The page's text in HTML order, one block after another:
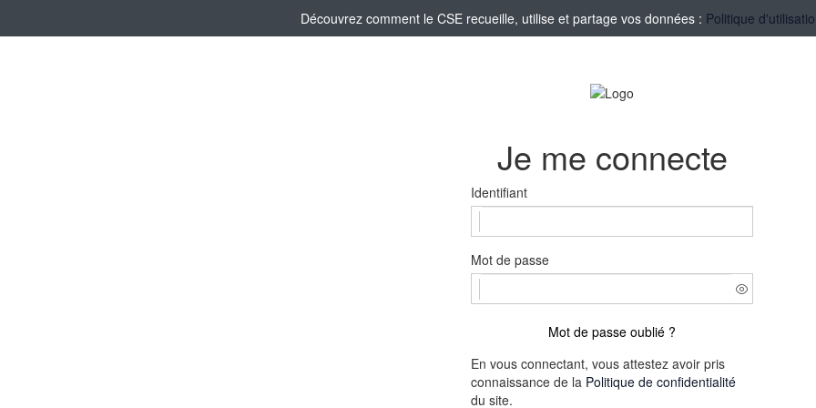
Découvrez comment le CSE recueille, utilise et partage vos données : Politique
Je me connecte
Identifiant
Mot de passe
Mot de passe oublié ?
En vous connectant, vous attestez avoir pris
connaissance de la Politique de confidentialité
du site.